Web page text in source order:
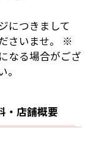
につきまして
さいませ。 ※
なる場合がござ
・店舗概要